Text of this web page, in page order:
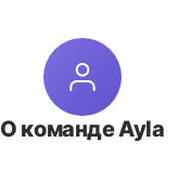
О команде Ayla